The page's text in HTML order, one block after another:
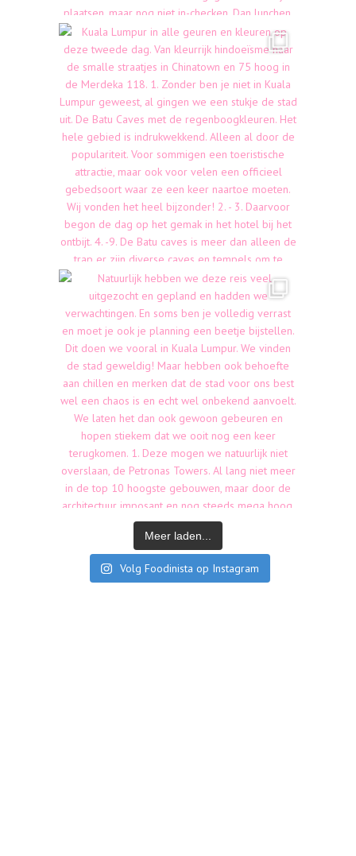
Meer laden...
Volg Foodinista op Instagram